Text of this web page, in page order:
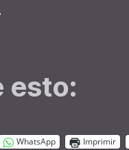
esto:
WhatsApp Imprimir